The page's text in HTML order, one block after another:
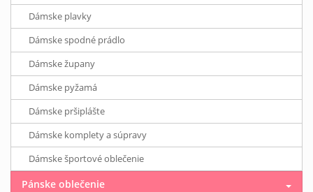
Dámske plavky
Dámske spodné prádlo
Dámske župany
Dámske pyžamá
Dámske pršiplášte
Dámske komplety a súpravy
Dámske športové oblečenie
Pánske oblečenie